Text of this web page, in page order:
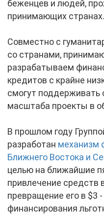
беженцев и людей,
принимающих странах.
Совместно с
со странами,
разрабатываем
кредитов с крайне
смогут поддерживать
масштаба проекты в
В прошлом году
разработан механизм
Ближнего Востока и
целью на ближайшие
привлечение средств
превращение его в $3
финансирования